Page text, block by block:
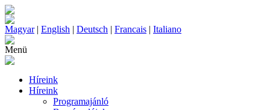
Magyar| English | Deutsch | Francais | Italiano
Menü
Híreink
Híreink
Programajánló